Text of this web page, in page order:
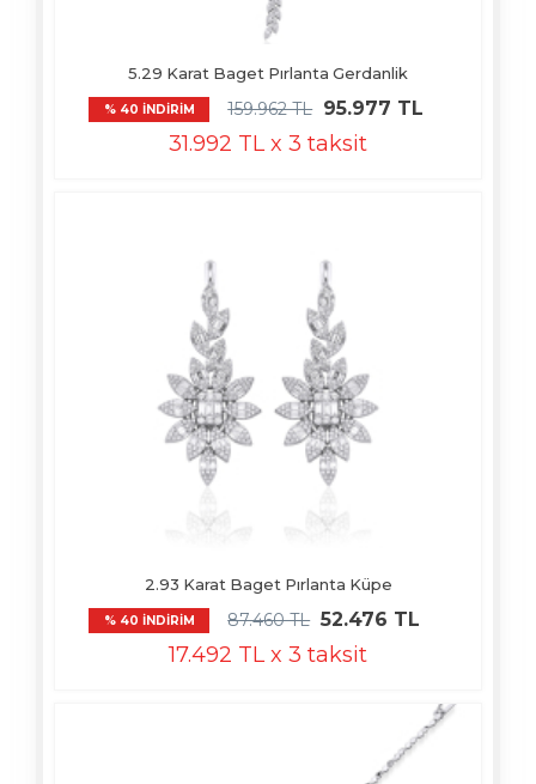
5.29 Karat Baget Pırlanta Gerdanlik
% 40 İNDİRİM 159.962 TL 95.977 TL
31.992 TL x 3 taksit
2.93 Karat Baget Pırlanta Küpe
% 40 İNDİRİM 87.460 TL 52.476 TL
17.492 TL x 3 taksit